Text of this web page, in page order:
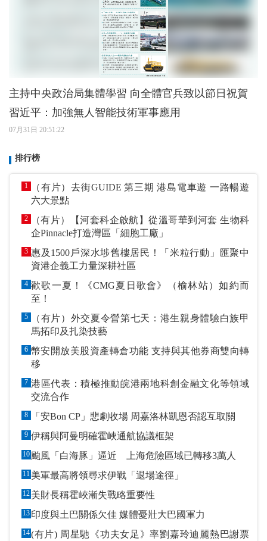
主持中央政治局集體學習 向全體官兵致以節日祝賀
習近平：加強無人智能技術軍事應用
07月31日 20:51:22
排行榜
1
（有片）去街GUIDE 第三期 港島電車遊 一路暢遊
六大景點
2
（有片）【河套科企啟航】從溫哥華到河套 生物科
企Pinnacle打造灣區「細胞工廠」
3 惠及1500戶深水埗舊樓居民！「米粒行動」匯聚中
資港企義工力量深耕社區
4 歡歌一夏！《CMG夏日歌會》（榆林站）如約而
至！
5
（有片）外交夏令營第七天：港生親身體驗白族甲
馬拓印及扎染技藝
6 幣安開放美股資產轉倉功能 支持與其他券商雙向轉
移
7 港區代表：積極推動皖港兩地科創金融文化等領域
交流合作
8 「安Bon CP」悲劇收場 周嘉洛林凱恩否認互取關
9 伊稱與阿曼明確霍峽通航協議框架
10 颱風「白海豚」逼近 上海危險區域已轉移3萬人
11 美軍最高將領尋求伊戰「退場途徑」
12 美財長稱霍峽漸失戰略重要性
13 印度與土巴關係欠佳 媒體憂壯大巴國軍力
14(有片) 周星馳《功夫女足》率劉嘉玲迪麗熱巴謝票